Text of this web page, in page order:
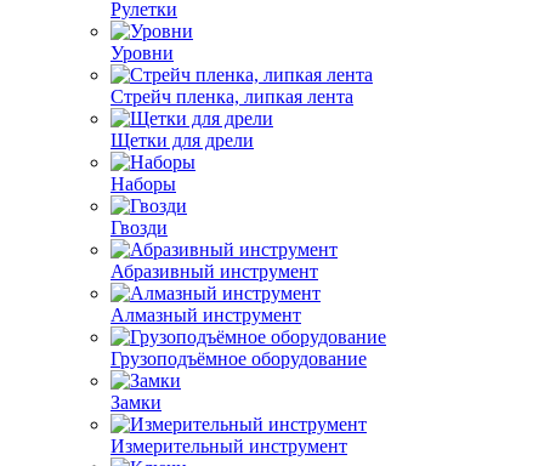
Рулетки
Уровни
Стрейч пленка, липкая лента
Щетки для дрели
Наборы
Гвозди
Абразивный инструмент
Алмазный инструмент
Грузоподъёмное оборудование
Замки
Измерительный инструмент